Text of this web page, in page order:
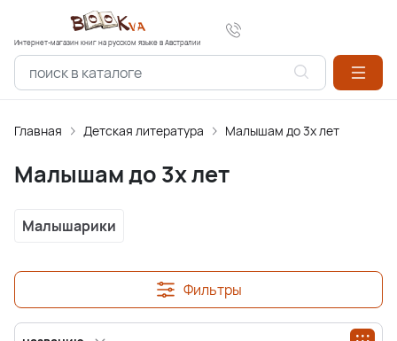
Интернет-магазин книг на русском языке в Австралии
Главная Детская литература Малышам до 3х лет
Малышам до 3х лет
Малышарики
Фильтры